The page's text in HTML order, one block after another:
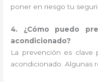
poner en riesgo tu
4. ¿Cómo puedo
acondicionado?
La prevención es clave
acondicionado. Algunas